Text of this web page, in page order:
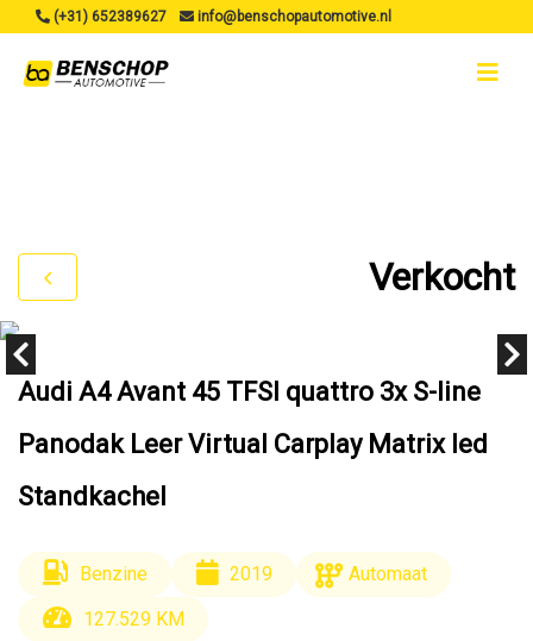
(+31) 652389627 info@benschopautomotive.nl
Verkocht
Audi A4 Avant 45 TFSI quattro 3x S-line
Panodak Leer Virtual Carplay Matrix led
Standkachel
Benzine 2019
Automaat
127.529 KM